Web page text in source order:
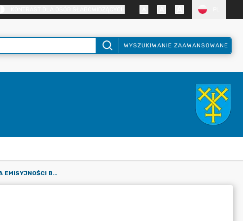
WYSZUKIWANIE ZAAWANSOWANE
CENTRALNA EWIDENCJA EMISYJNOŚCI BUDYNKÓW (CEEB)